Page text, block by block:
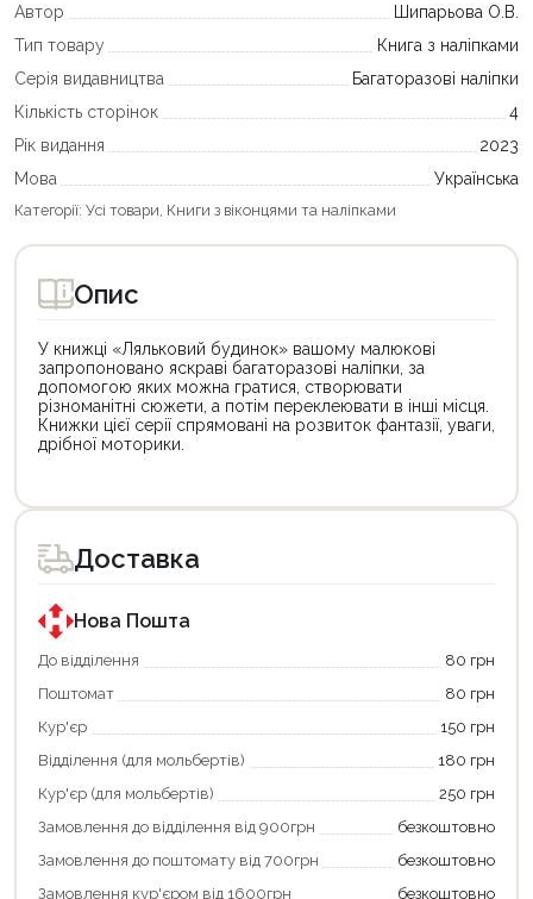
Автор
Шипарьова О.В.
Тип товару
Книга з наліпками
Серія видавництва
Багаторазові наліпки
Кількість сторінок
4
Рік видання
2023
Мова
Українська
Категорії: Усі товари, Книги з віконцями та наліпками
Опис
У книжці «Ляльковий будинок» вашому малюкові
запропоновано яскраві багаторазові наліпки, за
допомогою яких можна гратися, створювати
різноманітні сюжети, а потім переклеювати в інші місця.
Книжки цієї серії спрямовані на розвиток фантазії, уваги,
дрібної моторики.
товар
для
покупки
державною
програмою
єКнига.
Використовуйте
карту
щоб
зекономити
та
отримати
переваги!
картою
єКнига
Доставка
Нова Пошта
До відділення
80 грн
Поштомат
80 грн
Кур'єр
150 грн
Відділення (для мольбертів)
180 грн
Кур'єр (для мольбертів)
250 грн
Замовлення до відділення від 900грн
безкоштовно
Замовлення до поштомату від 700грн
безкоштовно
Замовлення кур'єром від 1600грн
безкоштовно